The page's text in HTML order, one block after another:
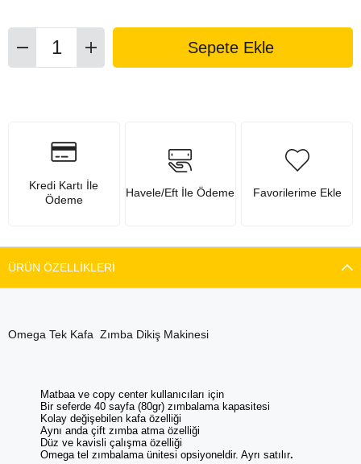
Kredi Kartı İle
Ödeme
Havele/Eft İle Ödeme Favorilerime Ekle
ÜRÜN ÖZELLIKLERI
Omega Tek Kafa Zımba Dikiş Makinesi
Matbaa ve copy center kullanıcıları için
Bir seferde 40 sayfa (80gr) zımbalama kapasitesi
Kolay değişebilen kafa özelliği
Aynı anda çift zımba atma özelliği
Düz ve kavisli çalışma özelliği
Omega tel zımbalama ünitesi opsiyoneldir. Ayrı satılır.